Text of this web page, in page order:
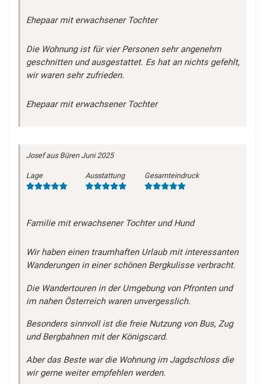
Ehepaar mit erwachsener Tochter
Die Wohnung ist für vier Personen sehr angenehm
geschnitten und ausgestattet. Es hat an nichts gefehlt,
wir waren sehr zufrieden.
Ehepaar mit erwachsener Tochter
Josefaus Büren Juni 2025
Lage Ausstattung Gesamteindruck
Familie mit erwachsener Tochter und Hund
Wir haben einen traumhaften Urlaub mit interessanten
Wanderungen in einer schönen Bergkulisse verbracht.
Die Wandertouren in der Umgebung von Pfronten und
im nahen Österreich waren unvergesslich.
Besonders sinnvoll ist die freie Nutzung von Bus, Zug
und Bergbahnen mit der Königscard.
Aber das Beste war die Wohnung im Jagdschloss die
wir gerne weiter empfehlen werden.